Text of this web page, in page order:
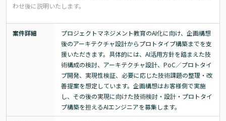
わせ後に説明いたします。
案件詳細
プロジェクトマネジメント教育のAI化に向け、企画構想
後のアーキテクチャ設計からプロトタイプ構築までを支
援いただきます。具体的には、AI活用方針を踏まえた技
術構成の検討、アーキテクチャ設計、PoC／プロトタイ
プ開発、実現性検証、必要に応じた技術課題の整理・改
善提案を想定しています。企画構想はお客様側で実施
し、その後の実現に向けた技術検討・設計・プロトタイ
プ構築を担えるAIエンジニアを募集します。